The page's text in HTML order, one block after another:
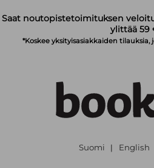
Saat noutopistetoimituksen
ylittää 59
*Koskee yksityisasiakkaiden
Suomi | English